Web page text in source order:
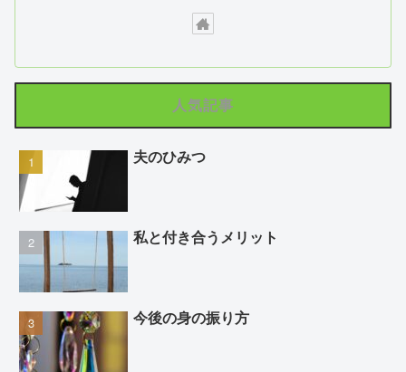
人気記事
夫のひみつ
私と付き合うメリット
今後の身の振り方